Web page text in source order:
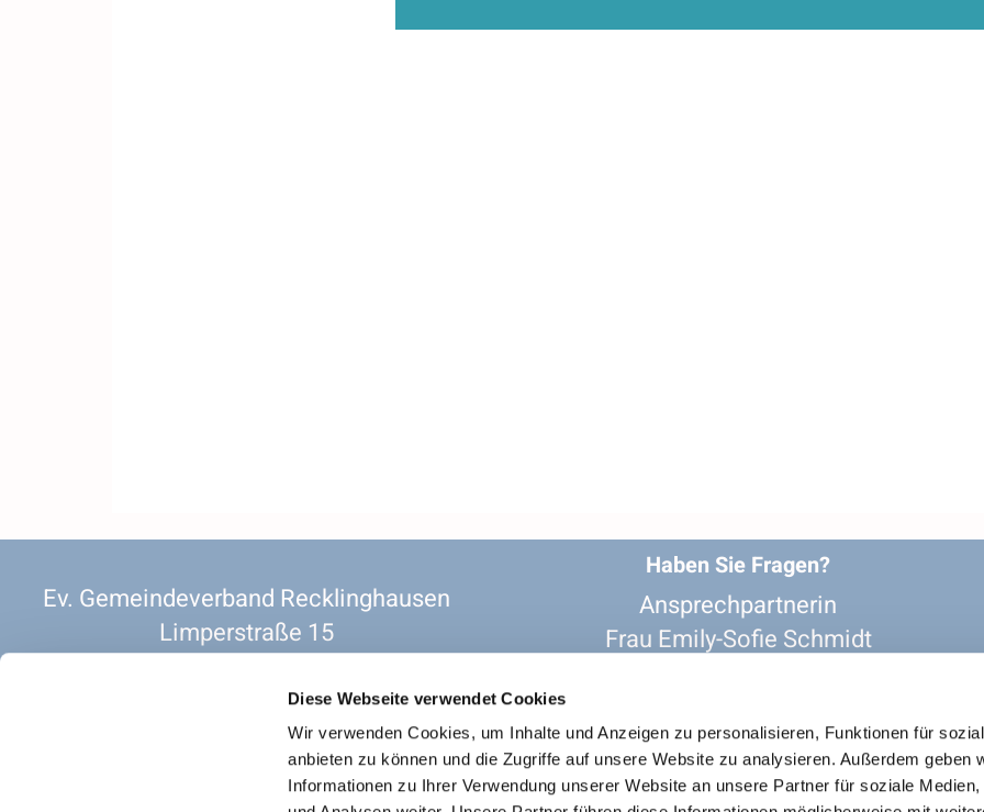
Diese Webseite verwendet Cookies
Wir verwenden Cookies, um Inhalte und Anzeigen zu personalisieren, Funktionen für
anbieten zu können und die Zugriffe auf unsere Website zu analysieren. Außerdem geben
Informationen zu Ihrer Verwendung unserer Website an unsere Partner für soziale Medien,
Ev. Gemeindeverband Recklinghausen
Limperstraße 15
2 OG. Raum 201
Vorsitzender. Pfarrer Christian Siebold
Haben Sie Fragen?
Ansprechpartnerin
Frau Emily-Sofie Schmidt
re-gv-recklinghausen@kk-ekvw.de
 evangelisch_in_recklinghausen